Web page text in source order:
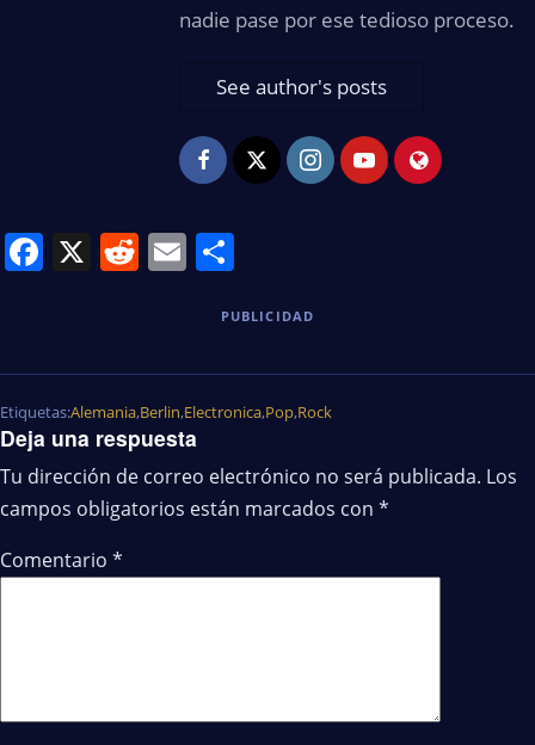
nadie pase por ese tedioso proceso.
See author's posts
Facebook
X Reddit
Email
PUBLICIDAD
Etiquetas:Alemania,Berlin,Electronica,Pop,Rock
Deja una respuesta
Tu dirección de correo electrónico no será publicada. Los
campos obligatorios están marcados con *
Comentario *